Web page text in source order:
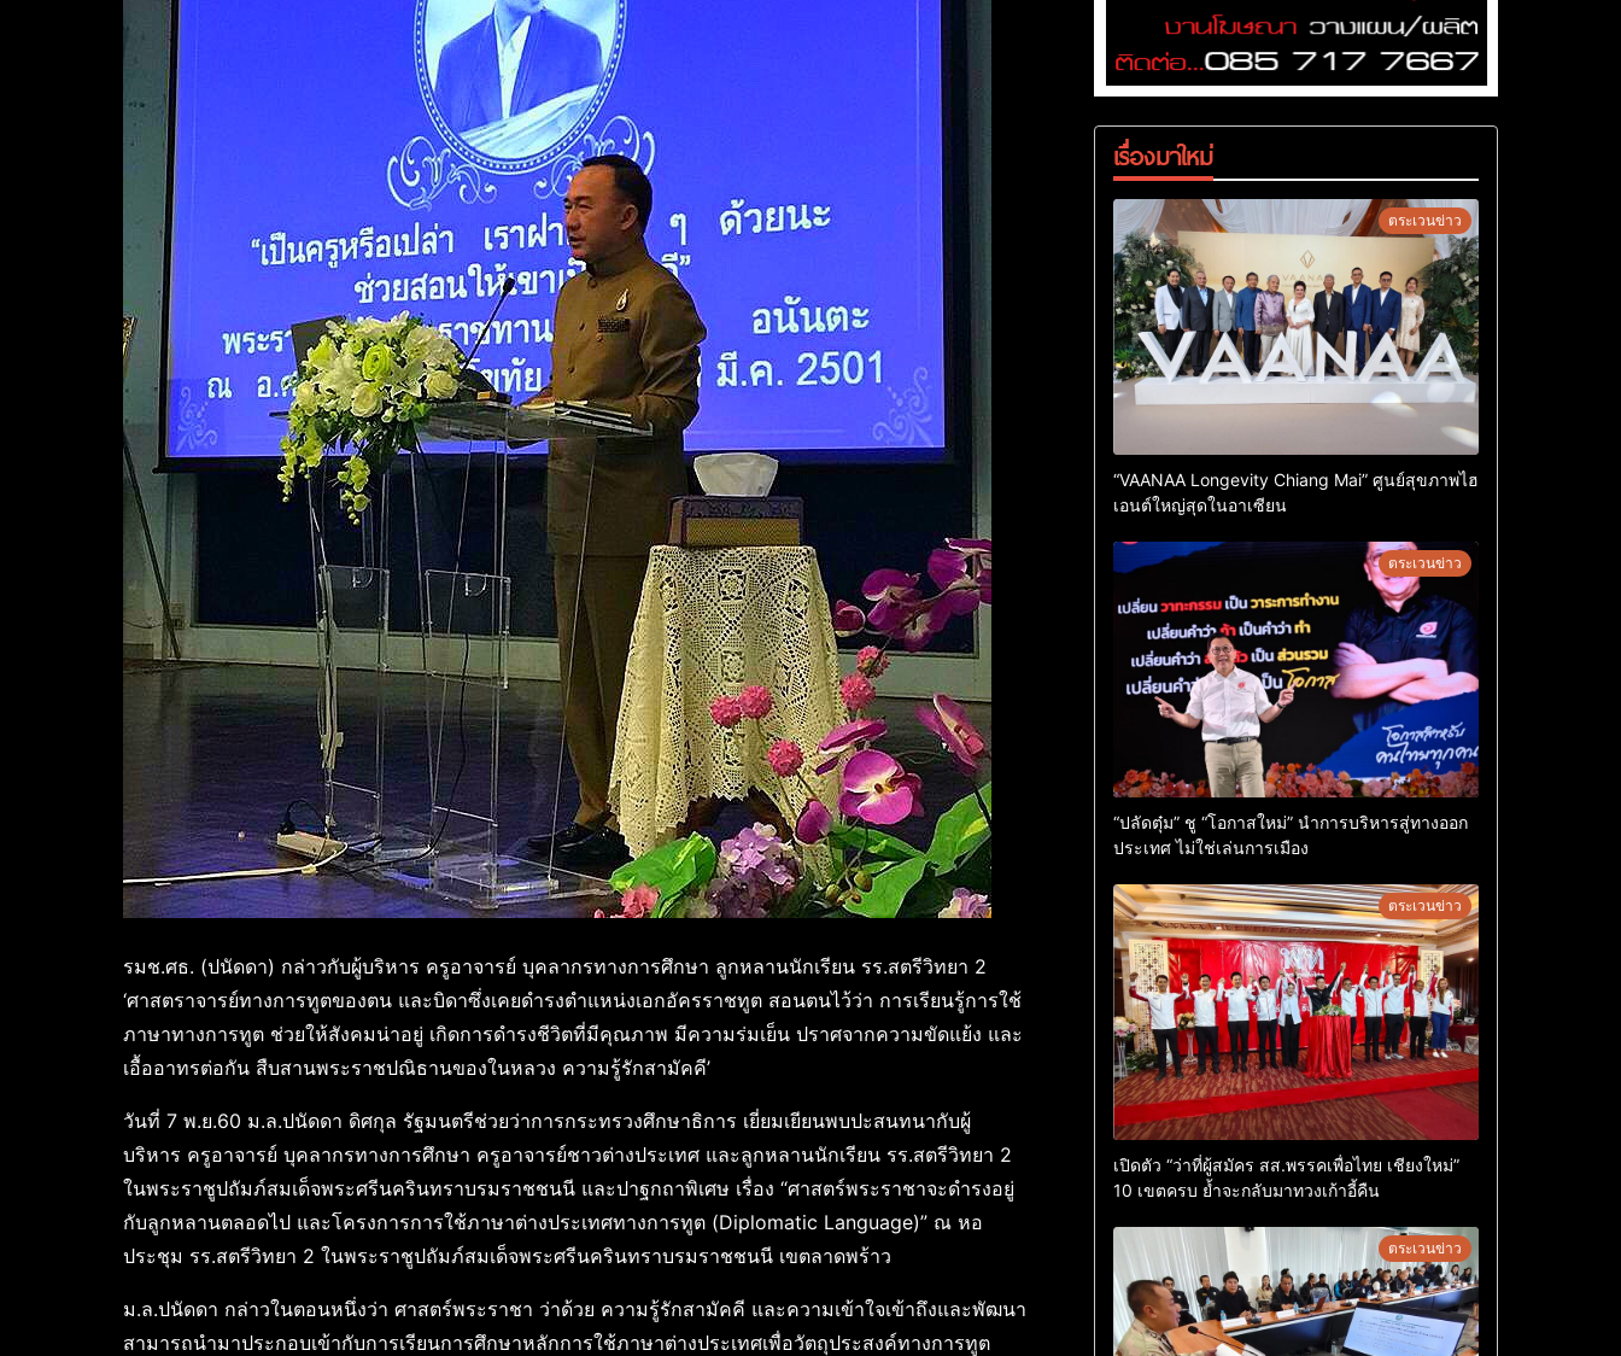
รมช.ศธ. (ปนัดดา) กล่าวกับผู้บริหาร ครูอาจารย์ บุคลากรทางการศึกษา ลูกหลานนักเรียน รร.สตรีวิทยา 2
‘ศาสตราจารย์ทางการทูตของตน และบิดาซึ่งเคยดำรงตำแหน่งเอกอัครราชทูต สอนตนไว้ว่า การเรียนรู้การใช้
ภาษาทางการทูต ช่วยให้สังคมน่าอยู่ เกิดการดำรงชีวิตที่มีคุณภาพ มีความร่มเย็น ปราศจากความขัดแย้ง และ
เอื้ออาทรต่อกัน สืบสานพระราชปณิธานของในหลวง ความรู้รักสามัคคี’
วันที่ 7 พ.ย.60 ม.ล.ปนัดดา ดิศกุล รัฐมนตรีช่วยว่าการกระทรวงศึกษาธิการ เยี่ยมเยียนพบปะสนทนากับผู้
บริหาร ครูอาจารย์ บุคลากรทางการศึกษา ครูอาจารย์ชาวต่างประเทศ และลูกหลานนักเรียน รร.สตรีวิทยา 2
ในพระราชูปถัมภ์สมเด็จพระศรีนครินทราบรมราชชนนี และปาฐกถาพิเศษ เรื่อง “ศาสตร์พระราชาจะดำรงอยู่
กับลูกหลานตลอดไป และโครงการการใช้ภาษาต่างประเทศทางการทูต (Diplomatic Language)” ณ หอ
ประชุม รร.สตรีวิทยา 2 ในพระราชูปถัมภ์สมเด็จพระศรีนครินทราบรมราชชนนี เขตลาดพร้าว
ม.ล.ปนัดดา กล่าวในตอนหนึ่งว่า ศาสตร์พระราชา ว่าด้วย ความรู้รักสามัคคี และความเข้าใจเข้าถึงและพัฒนา
สามารถนำมาประกอบเข้ากับการเรียนการศึกษาหลักการใช้ภาษาต่างประเทศเพื่อวัตถุประสงค์ทางการทูต
เรื่องมาใหม่
ตระเวนข่าว
“VAANAA Longevity Chiang Mai” ศูนย์สุขภาพไฮ
เอนต์ใหญ่สุดในอาเซียน
ตระเวนข่าว
“ปลัดตุ๋ม” ชู “โอกาสใหม่” นำการบริหารสู่ทางออก
ประเทศ ไม่ใช่เล่นการเมือง
ตระเวนข่าว
เปิดตัว “ว่าที่ผู้สมัคร สส.พรรคเพื่อไทย เชียงใหม่”
10 เขตครบ ย้ำจะกลับมาทวงเก้าอี้คืน
ตระเวนข่าว